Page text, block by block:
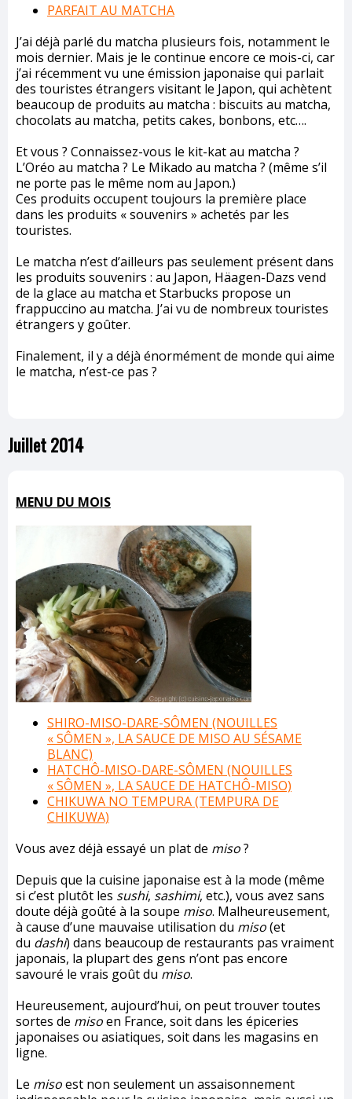
PARFAIT AU MATCHA
J’ai déjà parlé du matcha plusieurs fois, notamment le
mois dernier. Mais je le continue encore ce mois-ci, car
j’ai récemment vu une émission japonaise qui parlait
des touristes étrangers visitant le Japon, qui achètent
beaucoup de produits au matcha : biscuits au matcha,
chocolats au matcha, petits cakes, bonbons, etc….
Et vous ? Connaissez-vous le kit-kat au matcha ?
L’Oréo au matcha ? Le Mikado au matcha ? (même s’il
ne porte pas le même nom au Japon.)
Ces produits occupent toujours la première place
dans les produits « souvenirs » achetés par les
touristes.
Le matcha n’est d’ailleurs pas seulement présent dans
les produits souvenirs : au Japon, Häagen-Dazs vend
de la glace au matcha et Starbucks propose un
frappuccino au matcha. J’ai vu de nombreux touristes
étrangers y goûter.
Finalement, il y a déjà énormément de monde qui aime
le matcha, n’est-ce pas ?
Juillet 2014
MENU DU MOIS
SHIRO-MISO-DARE-SÔMEN (NOUILLES
« SÔMEN », LA SAUCE DE MISO AU SÉSAME
BLANC)
HATCHÔ-MISO-DARE-SÔMEN (NOUILLES
« SÔMEN », LA SAUCE DE HATCHÔ-MISO)
CHIKUWA NO TEMPURA (TEMPURA DE
CHIKUWA)
Vous avez déjà essayé un plat de miso?
Depuis que la cuisine japonaise est à la mode (même
si c’est plutôt les sushi, sashimi, etc.), vous avez sans
doute déjà goûté à la soupe miso. Malheureusement,
à cause d’une mauvaise utilisation du miso(et
du dashi) dans beaucoup de restaurants pas vraiment
japonais, la plupart des gens n’ont pas encore
savouré le vrais goût du miso.
Heureusement, aujourd’hui, on peut trouver toutes
sortes de misoen France, soit dans les épiceries
japonaises ou asiatiques, soit dans les magasins en
ligne.
Le misoest non seulement un assaisonnement